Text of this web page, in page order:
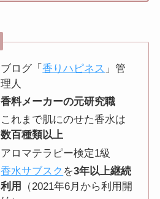
ブログ「香りハピネス 」管
理人
香料メーカーの元研究職
これまで肌にのせた香水は
数百種類以上
アロマテラピー検定1級
香水サブスク を3年以上継続
利用
（2021年6月から利用開